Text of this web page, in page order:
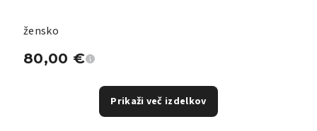
žensko
80,00 €
Prikaži več izdelkov